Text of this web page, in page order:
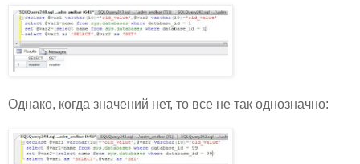
Однако, когда значений нет, то все не так однозначно: